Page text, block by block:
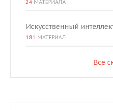
24 МАТЕРИАЛА
Искусственный
181 МАТЕРИАЛ
Все